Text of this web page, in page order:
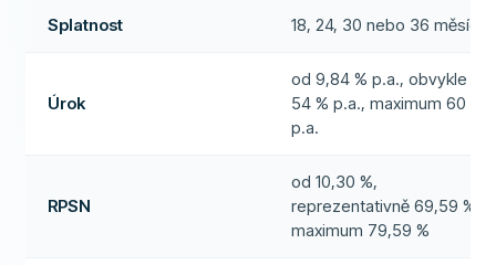
Splatnost 18, 24, 30 nebo 36 měsíců
Úrok
od 9,84 % p.a., obvykle
54 % p.a., maximum 60 %
p.a.
RPSN
od 10,30 %,
reprezentativně 69,59 %,
maximum 79,59 %